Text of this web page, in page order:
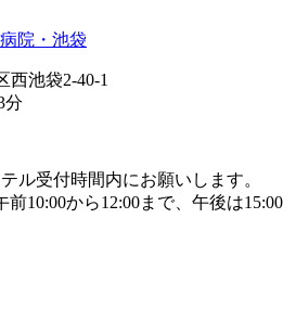
院・池袋
西池袋2-40-1
分
ル受付時間内にお願いします。
10:00から12:00まで、午後は15:00